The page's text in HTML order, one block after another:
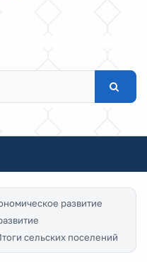
развитие
сельских поселений